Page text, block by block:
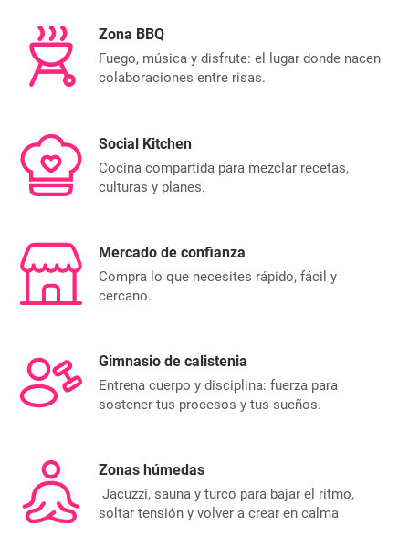
Zona BBQ
Fuego, música y disfrute: el lugar donde nacen
colaboraciones entre risas.
Social Kitchen
Cocina compartida para mezclar recetas,
culturas y planes.
Mercado de confianza
Compra lo que necesites rápido, fácil y
cercano.
Gimnasio de calistenia
Entrena cuerpo y disciplina: fuerza para
sostener tus procesos y tus sueños.
Zonas húmedas
Jacuzzi, sauna y turco para bajar el ritmo,
soltar tensión y volver a crear en calma